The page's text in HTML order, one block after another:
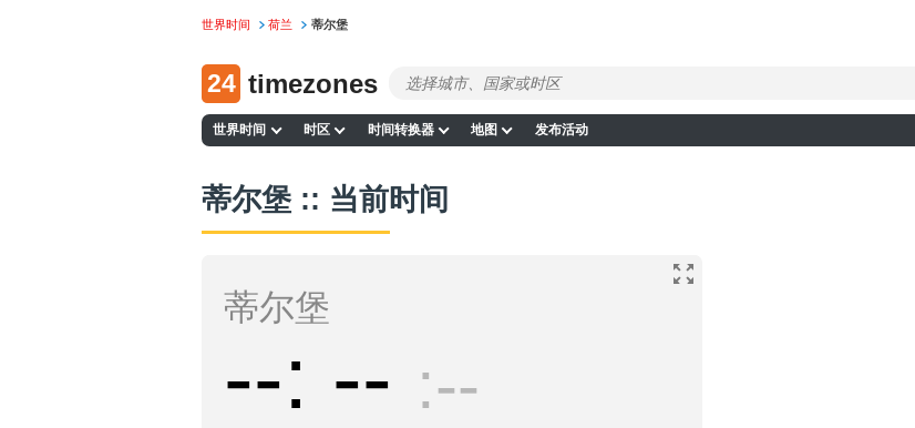
世界时间 荷兰 蒂尔堡
24 timezones
世界时间 时区 时间转换器 地图 发布活动
蒂尔堡 :: 当前时间
蒂尔堡
-- -- --